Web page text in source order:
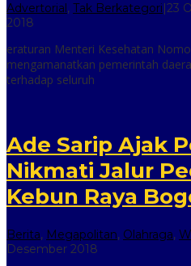
Advertorial , Tak Berkategori 23
2018
online
eraturan Menteri Kesehatan
mengamanatkan pemerintah
terhadap seluruh
Ade Sarip Ajak
Nikmati Jalur
Kebun Raya
Berita, Megapolitan, Olahraga,
Desember 2018